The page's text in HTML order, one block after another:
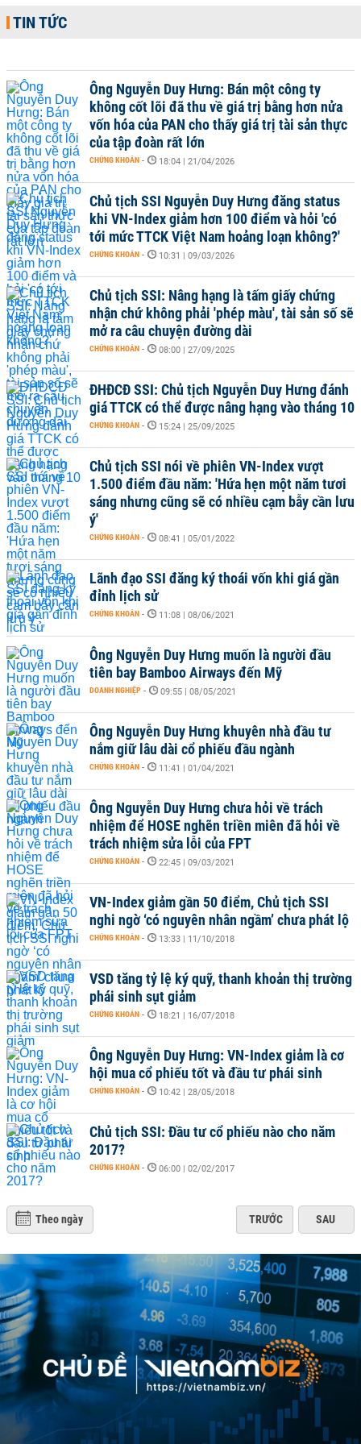
TIN TỨC
Ông Nguyễn Duy Hưng: Bán một công ty
không cốt lõi đã thu về giá trị bằng hơn nửa
vốn hóa của PAN cho thấy giá trị tài sản thực
của tập đoàn rất lớn
CHỨNG KHOÁN - 18:04 | 21/04/2026
Chủ tịch SSI Nguyễn Duy Hưng đăng status
khi VN-Index giảm hơn 100 điểm và hỏi 'có
tới mức TTCK Việt Nam hoảng loạn không?'
CHỨNG KHOÁN - 10:31 | 09/03/2026
Chủ tịch SSI: Nâng hạng là tấm giấy chứng
nhận chứ không phải 'phép màu', tài sản số sẽ
mở ra câu chuyện đường dài
CHỨNG KHOÁN - 08:00 | 27/09/2025
ĐHĐCĐ SSI: Chủ tịch Nguyễn Duy Hưng đánh
giá TTCK có thể được nâng hạng vào tháng 10
CHỨNG KHOÁN - 15:24 | 25/09/2025
Chủ tịch SSI nói về phiên VN-Index vượt
1.500 điểm đầu năm: 'Hứa hẹn một năm tươi
sáng nhưng cũng sẽ có nhiều cạm bẫy cần lưu
ý'
CHỨNG KHOÁN - 08:41 | 05/01/2022
Lãnh đạo SSI đăng ký thoái vốn khi giá gần
đỉnh lịch sử
CHỨNG KHOÁN - 11:08 | 08/06/2021
Ông Nguyễn Duy Hưng muốn là người đầu
tiên bay Bamboo Airways đến Mỹ
DOANH NGHIỆP - 09:55 | 08/05/2021
Ông Nguyễn Duy Hưng khuyên nhà đầu tư
nắm giữ lâu dài cổ phiếu đầu ngành
CHỨNG KHOÁN - 11:41 | 01/04/2021
Ông Nguyễn Duy Hưng chưa hỏi về trách
nhiệm để HOSE nghẽn triền miên đã hỏi về
trách nhiệm sửa lỗi của FPT
CHỨNG KHOÁN - 22:45 | 09/03/2021
VN-Index giảm gần 50 điểm, Chủ tịch SSI
nghi ngờ ‘có nguyên nhân ngầm’ chưa phát lộ
CHỨNG KHOÁN - 13:33 | 11/10/2018
VSD tăng tỷ lệ ký quỹ, thanh khoản thị trường
phái sinh sụt giảm
CHỨNG KHOÁN - 18:21 | 16/07/2018
Ông Nguyễn Duy Hưng: VN-Index giảm là cơ
hội mua cổ phiếu tốt và đầu tư phái sinh
CHỨNG KHOÁN - 10:42 | 28/05/2018
Chủ tịch SSI: Đầu tư cổ phiếu nào cho năm
2017?
CHỨNG KHOÁN - 06:00 | 02/02/2017
Theo ngày TRƯỚC SAU